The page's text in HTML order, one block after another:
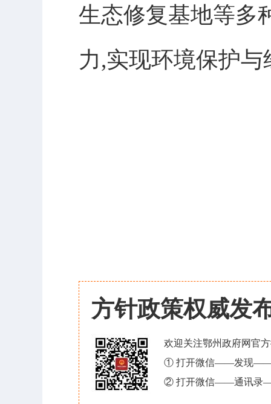
生态修复基地等多
力,实现环境保护
方针政策权威发
欢迎关注鄂州政府网官
① 打开微信——发现——
② 打开微信——通讯录